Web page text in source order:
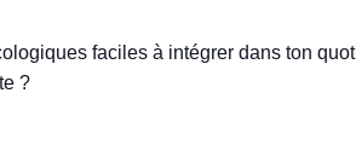
faciles à intégrer dans ton
?